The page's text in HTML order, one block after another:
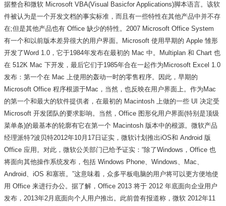
据整合和微软 Microsoft VBA(Visual Basicfor Applications)脚本语言。该软
件被认为是一个开发文档的事实标准，而且有一些特性在其他产品中并不存
在;但是其他产品也有 Office 缺少的特性。2007 Microsoft Office System
有一个和以前版本差异很大的用户界面。Microsoft 使用早期的 Apple 雏形
开发了Word 1.0，它于1984年发布在最初的 Mac 中。Multiplan 和 Chart 也
在 512K Mac 下开发，最后它们于1985年合在一起作为Microsoft Excel 1.0
发布：第一个在 Mac 上使用的轰动一时的零售程序。因此，早期的
Microsoft Office 程序根源于Mac，当然，也反映在用户界面上。作为Mac
的第一个和最大的软件提供者，在最初的 Macintosh 上做的一些 UI 决定受
Microsoft 开发团队的要求影响。当然，Office 图形化用户界面(特别是顶级
菜单条)的最基本的轮廓有它在第一个 Macintosh 版本中的根源。微软产品
经理派特?波贝特2012年10月17日证实，微软计划推出iOS和 Android 版
Office 应用。对此，微软公关部门已给予证实：“除了Windows，Office 也
将面向其他操作系统发布，包括 Windows Phone、Windows、Mac、
Android、iOS 和塞班。”这意味着，众多平板电脑的用户将可以更方便地使
用 Office 来进行办公。据了解，Office 2013 将于 2012 年底面向企业用户
发布，2013年2月底面向个人用户推出。此前曾有报道称，微软 2012年11